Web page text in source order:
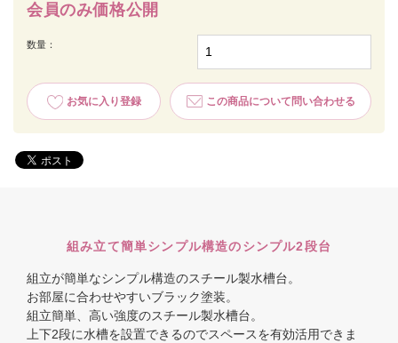
会員のみ価格公開
数量：
お気に入り登録 この商品について問い合わせる
組み立て簡単シンプル構造のシンプル2段台
組立が簡単なシンプル構造のスチール製水槽台。
お部屋に合わせやすいブラック塗装。
組立簡単、高い強度のスチール製水槽台。
上下2段に水槽を設置できるのでスペースを有効活用できま